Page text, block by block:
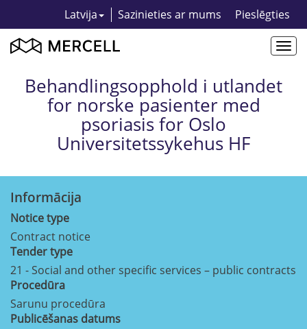
Latvija Sazinieties ar mums Pieslēgties
Behandlingsopphold i utlandet
for norske pasienter med
psoriasis for Oslo
Universitetssykehus HF
Informācija
Notice type
Contract notice
Tender type
21 - Social and other specific services – public contracts
Procedūra
Sarunu procedūra
Publicēšanas datums